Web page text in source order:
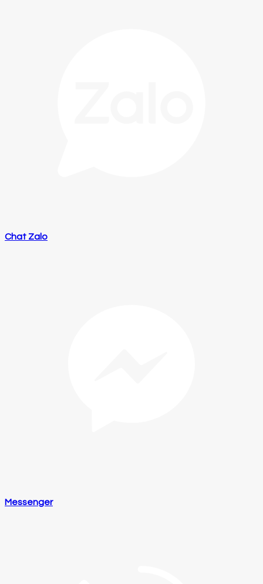
Chat Zalo
Messenger